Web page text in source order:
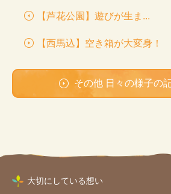
【芦花公園】遊びが生ま...
【西馬込】空き箱が大変身！
その他 日々の様子の
大切にしている想い